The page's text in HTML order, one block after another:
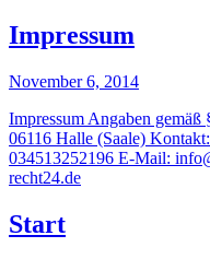
Impressum
November 6, 2014
Impressum Angaben
06116 Halle (Saale)
034513252196 E-Mail:
recht24.de
Start